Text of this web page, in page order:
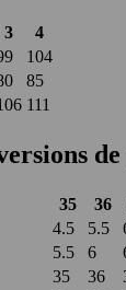
3
4
104
85
111
35 36
4.5 5.5
5.5 6
35 36